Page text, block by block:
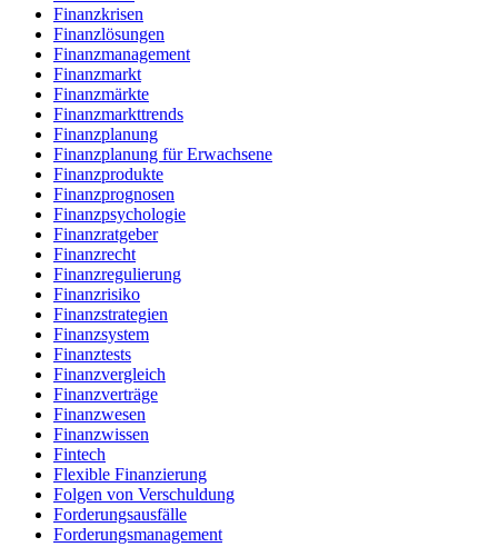
Finanzkrisen
Finanzlösungen
Finanzmanagement
Finanzmarkt
Finanzmärkte
Finanzmarkttrends
Finanzplanung
Finanzplanung für Erwachsene
Finanzprodukte
Finanzprognosen
Finanzpsychologie
Finanzratgeber
Finanzrecht
Finanzregulierung
Finanzrisiko
Finanzstrategien
Finanzsystem
Finanztests
Finanzvergleich
Finanzverträge
Finanzwesen
Finanzwissen
Fintech
Flexible Finanzierung
Folgen von Verschuldung
Forderungsausfälle
Forderungsmanagement